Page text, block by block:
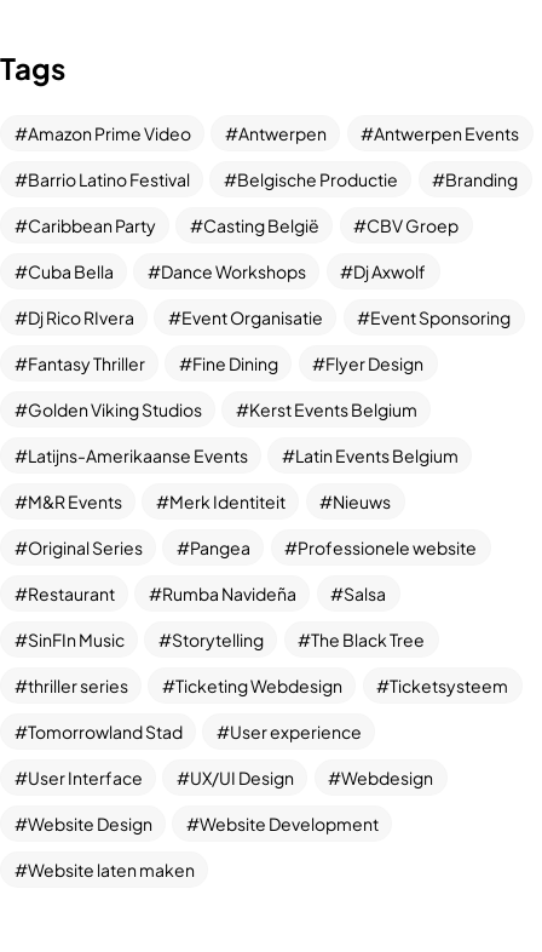
Tags
Amazon Prime Video Antwerpen Antwerpen Events
Barrio Latino Festival Belgische Productie Branding
Caribbean Party Casting België CBV Groep
Cuba Bella Dance Workshops Dj Axwolf
Dj Rico RIvera Event Organisatie Event Sponsoring
Fantasy Thriller Fine Dining Flyer Design
Golden Viking Studios Kerst Events Belgium
Latijns-Amerikaanse Events Latin Events Belgium
M&R Events Merk Identiteit Nieuws
Original Series Pangea Professionele website
Restaurant Rumba Navideña Salsa
SinFIn Music Storytelling The Black Tree
thriller series Ticketing Webdesign Ticketsysteem
Tomorrowland Stad User experience
User Interface UX/UI Design Webdesign
Website Design Website Development
Website laten maken